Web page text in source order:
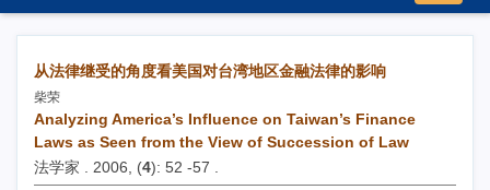
航
切
从法律继受的角度看美国对台湾地区金融法律的影响
柴荣
Analyzing America’s Influence on Taiwan’s Finance
Laws as Seen from the View of Succession of Law
法学家 . 2006, (4): 52 -57 .